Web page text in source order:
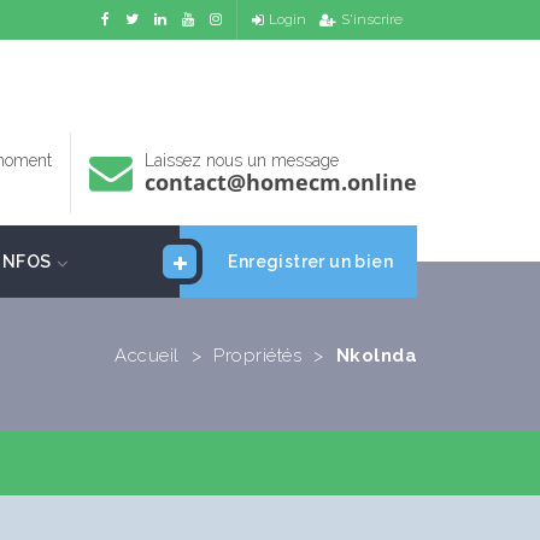
Login S'inscrire
Laissez nous un message
contact@homecm.online
Enregistrer un bien
Accueil > Propriétés > Nkolnda